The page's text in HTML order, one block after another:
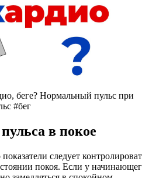
беге? Нормальный пульс при
#бег
в покое
следует
покоя. Если у